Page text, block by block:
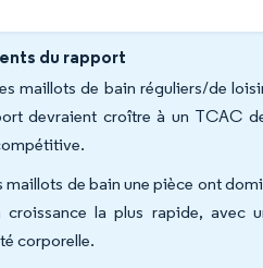
du rapport
maillots de bain réguliers/de
devraient croître à un TCAC
de bain une pièce ont
croissance la plus rapide, avec
corporelle.